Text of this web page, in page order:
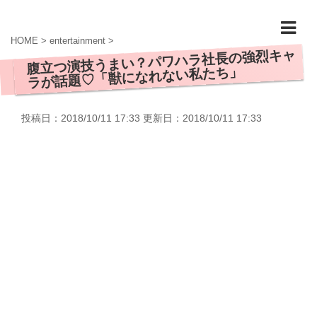
HOME > entertainment >
腹立つ演技うまい？パワハラ社長の強烈キャ
ラが話題♡「獣になれない私たち」
投稿日：2018/10/11 17:33 更新日： 2018/10/11 17:33